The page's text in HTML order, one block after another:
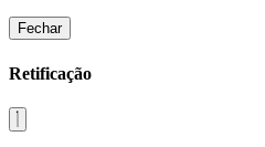
Fechar
Retificação